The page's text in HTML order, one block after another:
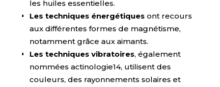
les huiles essentielles.
Les techniques énergétiques ont recours
aux différentes formes de magnétisme,
notamment grâce aux aimants.
Les techniques vibratoires, également
nommées actinologie14, utilisent des
couleurs, des rayonnements solaires et